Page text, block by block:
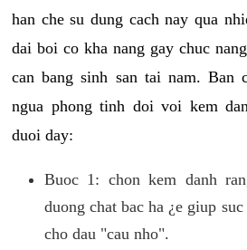
han che su dung cach nay qua
dai boi co kha nang gay chuc
can bang sinh san tai nam. Ban
ngua phong tinh doi voi kem
duoi day:
Buoc 1: chon kem danh
duong chat bac ha ¿e giup
cho dau "cau nho".